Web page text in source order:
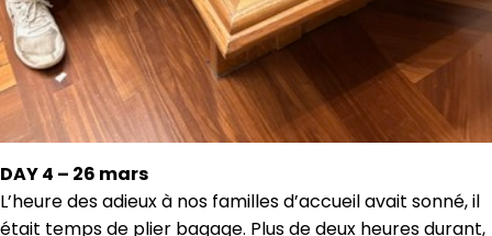
DAY 4 – 26 mars
L’heure des adieux à nos familles d’accueil avait sonné, il
était temps de plier bagage. Plus de deux heures durant,